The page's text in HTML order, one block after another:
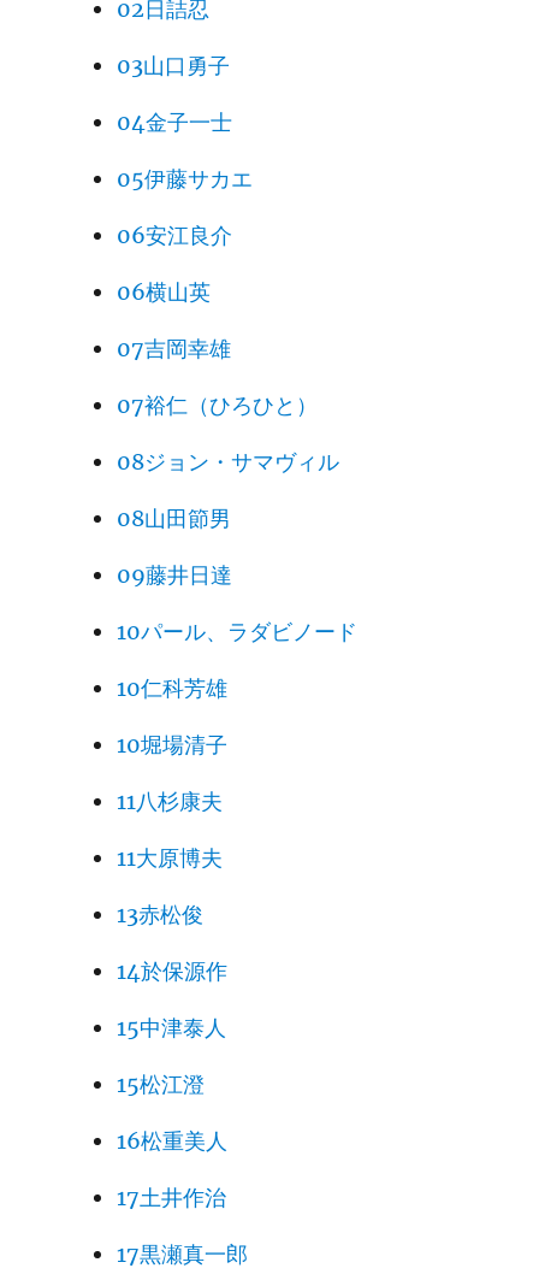
02日詰忍
03山口勇子
04金子一士
05伊藤サカエ
06安江良介
06横山英
07吉岡幸雄
07裕仁（ひろひと）
08ジョン・サマヴィル
08山田節男
09藤井日達
10パール、ラダビノード
10仁科芳雄
10堀場清子
11八杉康夫
11大原博夫
13赤松俊
14於保源作
15中津泰人
15松江澄
16松重美人
17土井作治
17黒瀬真一郎